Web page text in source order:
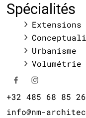
Spécialités
Extensions
Urbanisme
Volumétrie
+32 485 68 85 26
info@nm-